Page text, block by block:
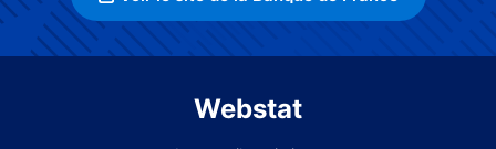
Webstat